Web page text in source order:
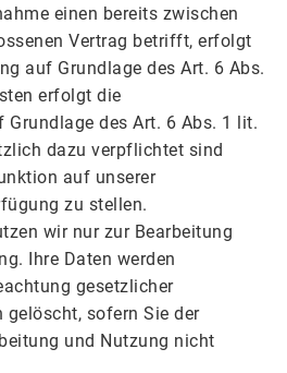
einen bereits zwischen
Vertrag betrifft, erfolgt
auf Grundlage des Art. 6 Abs.
erfolgt die
Grundlage des Art. 6 Abs. 1 lit.
dazu verpflichtet sind
auf unserer
zu stellen.
wir nur zur Bearbeitung
Ihre Daten werden
gesetzlicher
sofern Sie der
und Nutzung nicht